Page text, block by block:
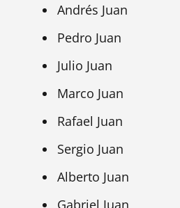
Andrés Juan
Pedro Juan
Julio Juan
Marco Juan
Rafael Juan
Sergio Juan
Alberto Juan
Gabriel Juan